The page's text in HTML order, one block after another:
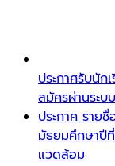
ประกาศรับนัก
สมัครผ่านระบ
ประกาศ ราย
มัธยมศึกษาปี
แวดล้อม